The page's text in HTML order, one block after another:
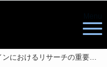
PaidyのUX デザイン③ 〜UXデザインにおけるリサーチの重要性とは〜